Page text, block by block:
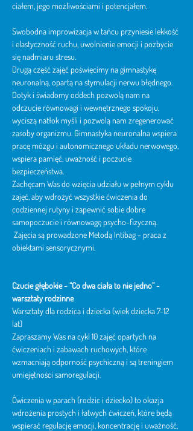
ciałem, jego możliwościami i potencjałem.
Swobodna improwizacja w tańcu przyniesie lekkość
i elastyczność ruchu, uwolnienie emocji i pozbycie
się nadmiaru stresu.
Drugą część zajęć poświęcimy na gimnastykę
neuronalną, opartą na stymulacji nerwu błędnego.
Dotyk i świadomy oddech pozwolą nam na
odczucie równowagi i wewnętrznego spokoju,
wyciszą natłok myśli i pozwolą nam zregenerować
zasoby organizmu. Gimnastyka neuronalna wspiera
pracę mózgu i autonomicznego układu nerwowego,
wspiera pamięć, uważność i poczucie
bezpieczeństwa.
Zachęcam Was do wzięcia udziału w pełnym cyklu
zajęć, aby wdrożyć wszystkie ćwiczenia do
codziennej rutyny i zapewnić sobie dobre
samopoczucie i równowagę psycho-fizyczną.
Zajęcia są prowadzone Metodą Intibag - praca z
obiektami sensorycznymi.
Czucie głębokie -“Co dwa ciała to nie jedno” -
warsztaty rodzinne
Warsztaty dla rodzica i dziecka (wiek dziecka 7-12
lat)
Zapraszamy Was na cykl 10 zajęć opartych na
ćwiczeniach i zabawach ruchowych, które
wzmacniają odporność psychiczną i są treningiem
umiejętności samoregulacji.
Ćwiczenia w parach (rodzic i dziecko) to okazja
wdrożenia prostych i łatwych ćwiczeń, które będą
wspierać regulację emocji, koncentrację i uważność,